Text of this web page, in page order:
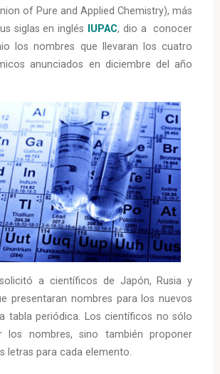
of Pure and Applied Chemistry), más
siglas en inglés IUPAC, dio a conocer
los nombres que llevaran los cuatro
anunciados en diciembre del año
a científicos de Japón, Rusia y
presentaran nombres para los nuevos
tabla periódica. Los científicos no sólo
los nombres, sino también proponer
letras para cada elemento.